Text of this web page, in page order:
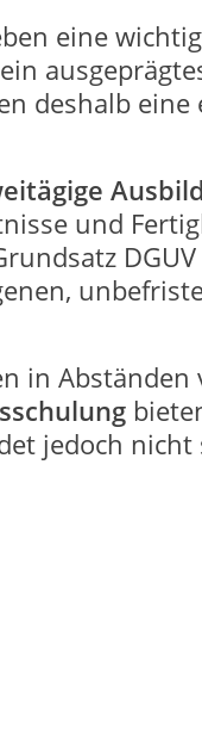
eine
deshalb eine
und
in Abständen
jedoch nicht